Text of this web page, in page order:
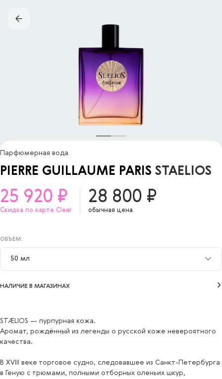
Парфюмерная вода
PIERRE GUILLAUME PARIS STAELIOS
ОБЪЕМ:
50 мл
50 мл
25 920 ₽
Скидка по карте Clear
28 800 ₽
обычная цена
НАЛИЧИЕ В МАГАЗИНАХ
STÆLIOS — пурпурная кожа.
Аромат, рождённый из легенды о русской коже невероятного
качества.
В XVIII веке торговое судно, следовавшее из Санкт-Петербурга
в Геную с трюмами, полными отборных оленьих шкур,